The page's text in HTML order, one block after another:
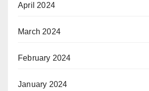
April 2024
March 2024
February 2024
January 2024